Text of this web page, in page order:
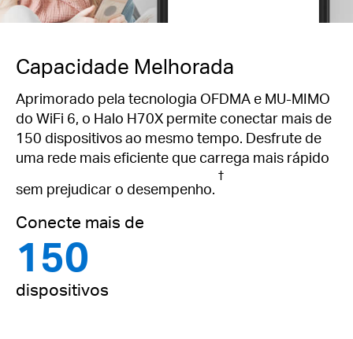
Capacidade Melhorada
Aprimorado pela tecnologia OFDMA e MU-MIMO
do WiFi 6, o Halo H70X permite conectar mais de
150 dispositivos ao mesmo tempo. Desfrute de
uma rede mais eficiente que carrega mais rápido
sem prejudicar o desempenho.
†
Conecte mais de
150
dispositivos